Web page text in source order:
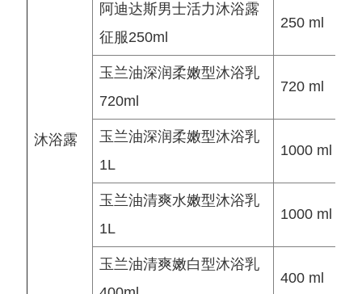
沐浴露
阿迪达斯男士活力沐浴露
征服250ml
250 ml
玉兰油深润柔嫩型沐浴乳
720ml
720 ml
玉兰油深润柔嫩型沐浴乳
1L
1000 ml
玉兰油清爽水嫩型沐浴乳
1L
1000 ml
玉兰油清爽嫩白型沐浴乳
400 ml